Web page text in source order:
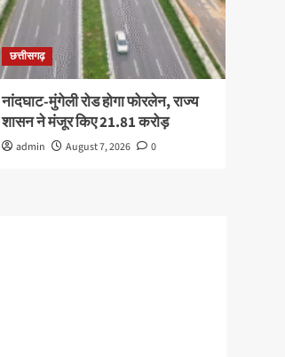
छत्तीसगढ़
नांदघाट-मुंगेली रोड होगा फोरलेन, राज्य
शासन ने मंजूर किए 21.81 करोड़
admin August 7, 2026 0